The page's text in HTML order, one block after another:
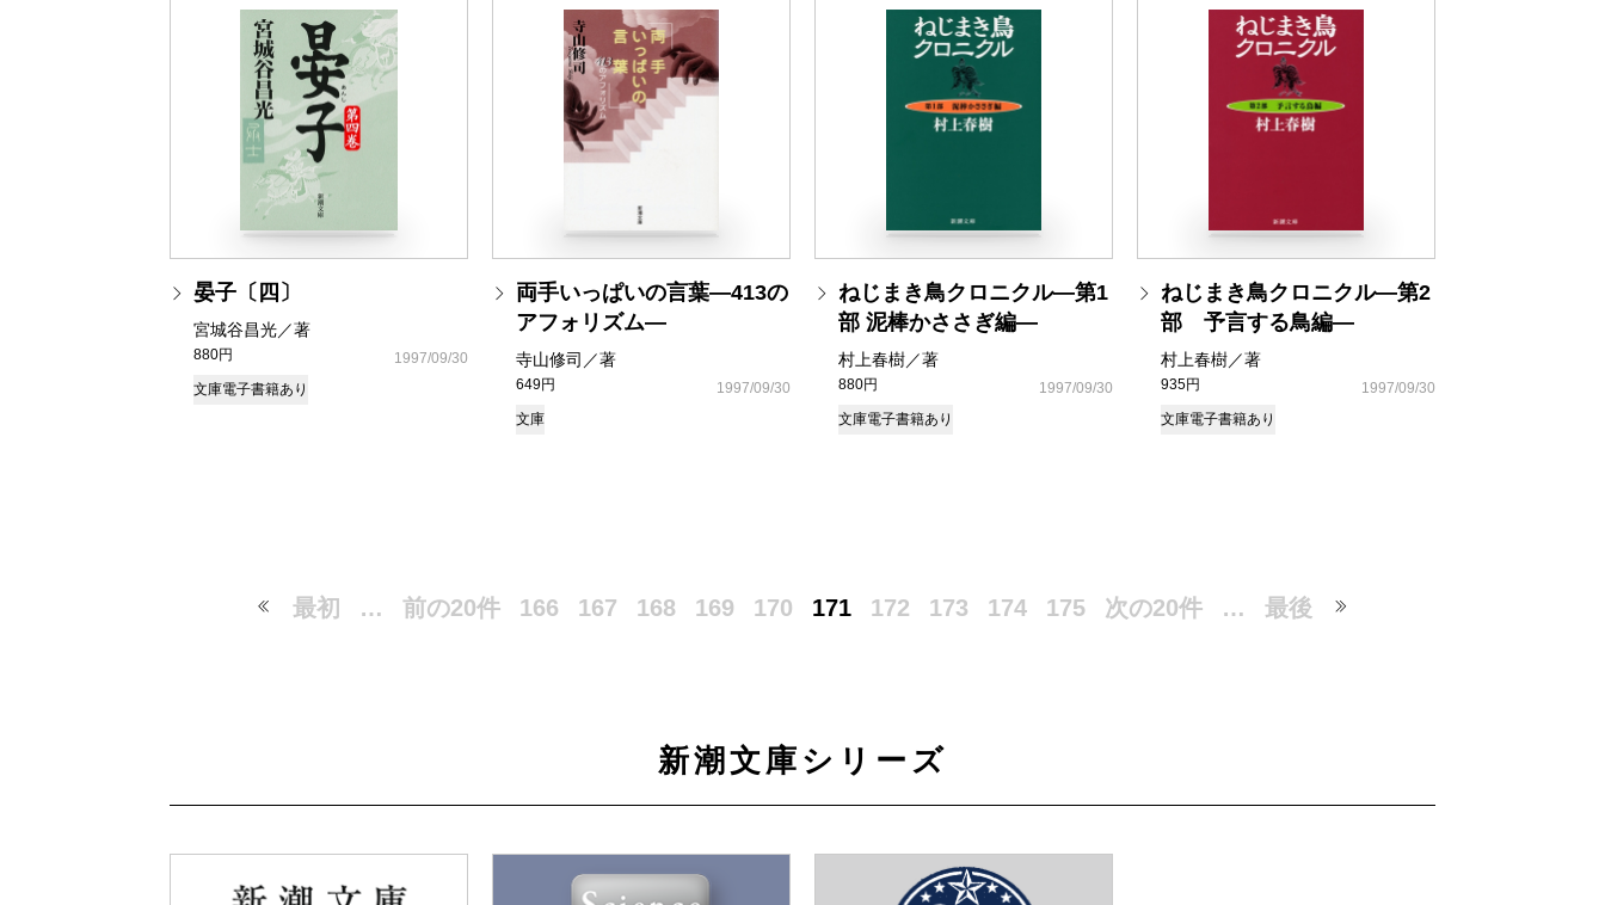
晏子〔四〕
宮城谷昌光／著
880円
1997/09/30
文庫電子書籍あり
両手いっぱいの言葉―413の
アフォリズム―
寺山修司／著
649円
1997/09/30
文庫
ねじまき鳥クロニクル―第1
部 泥棒かささぎ編―
村上春樹／著
880円
1997/09/30
文庫電子書籍あり
ねじまき鳥クロニクル―第2
部 予言する鳥編―
村上春樹／著
935円
1997/09/30
文庫電子書籍あり
最初 … 前の20件 166 167 168 169 170 171 172 173 174 175 次の20件 … 最後
新潮文庫シリーズ